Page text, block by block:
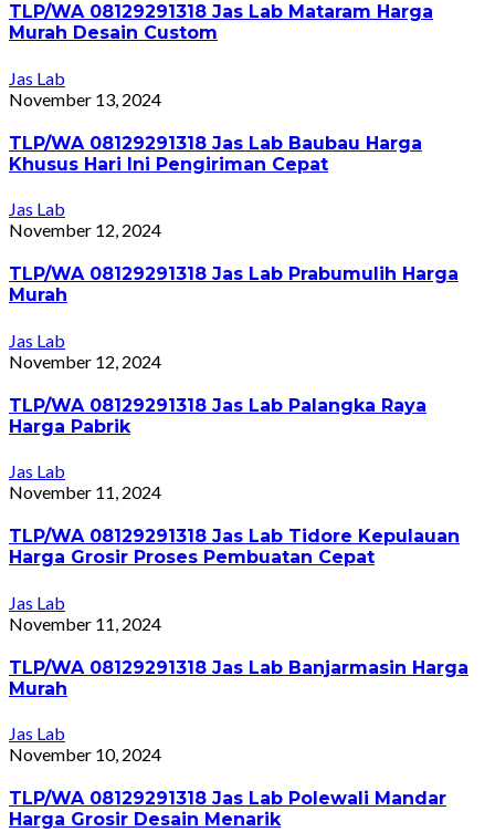
TLP/WA 08129291318 Jas Lab Mataram Harga
Murah Desain Custom
Jas Lab
November 13, 2024
TLP/WA 08129291318 Jas Lab Baubau Harga
Khusus Hari Ini Pengiriman Cepat
Jas Lab
November 12, 2024
TLP/WA 08129291318 Jas Lab Prabumulih Harga
Murah
Jas Lab
November 12, 2024
TLP/WA 08129291318 Jas Lab Palangka Raya
Harga Pabrik
Jas Lab
November 11, 2024
TLP/WA 08129291318 Jas Lab Tidore Kepulauan
Harga Grosir Proses Pembuatan Cepat
Jas Lab
November 11, 2024
TLP/WA 08129291318 Jas Lab Banjarmasin Harga
Murah
Jas Lab
November 10, 2024
TLP/WA 08129291318 Jas Lab Polewali Mandar
Harga Grosir Desain Menarik